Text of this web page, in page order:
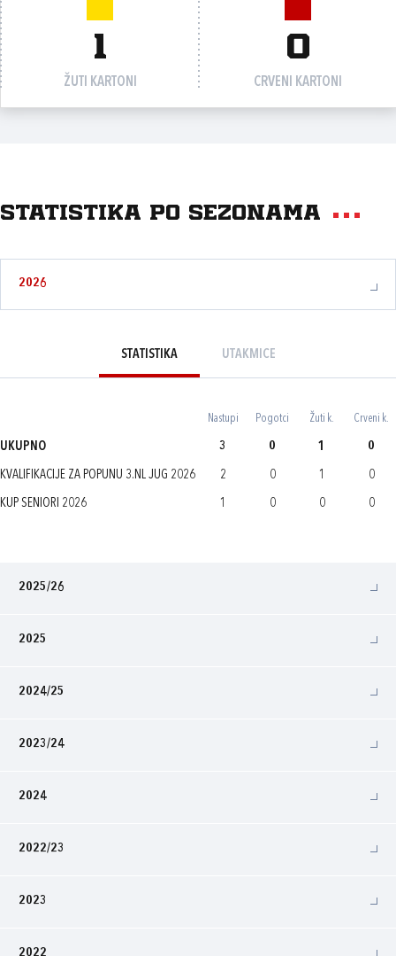
1
ŽUTI KARTONI
0
CRVENI KARTONI
Statistika po sezonama
2026
STATISTIKA UTAKMICE
Nastupi Pogotci Žuti k. Crveni k.
UKUPNO 3 0 1 0
KVALIFIKACIJE ZA POPUNU 3.NL JUG 2026 2 0 1 0
KUP SENIORI 2026 1 0 0 0
2025/26
2025
2024/25
2023/24
2024
2022/23
2023